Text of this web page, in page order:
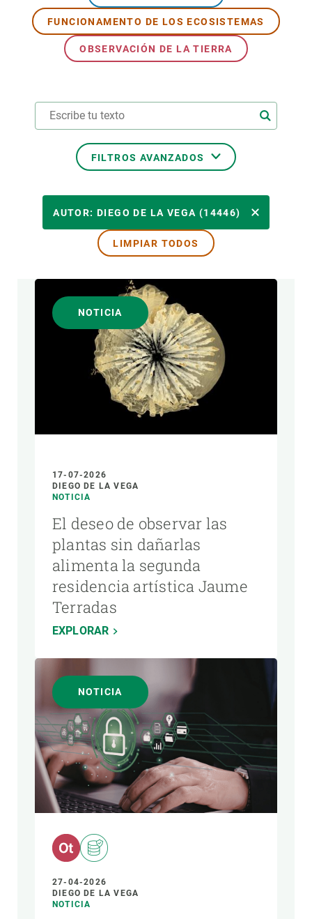
FUNCIONAMENTO DE LOS ECOSISTEMAS
OBSERVACIÓN DE LA TIERRA
FILTROS AVANZADOS
TEMAS TRANSVERSALES
FORMATO
AUTOR: DIEGO DE LA VEGA (14446)
LIMPIAR TODOS
NOTICIA
17-07-2026
DIEGO DE LA VEGA
NOTICIA
El deseo de observar las
plantas sin dañarlas
alimenta la segunda
residencia artística Jaume
Terradas
EXPLORAR
NOTICIA
27-04-2026
DIEGO DE LA VEGA
NOTICIA
PARTICIPA
NOTICIAS Y AGENDA